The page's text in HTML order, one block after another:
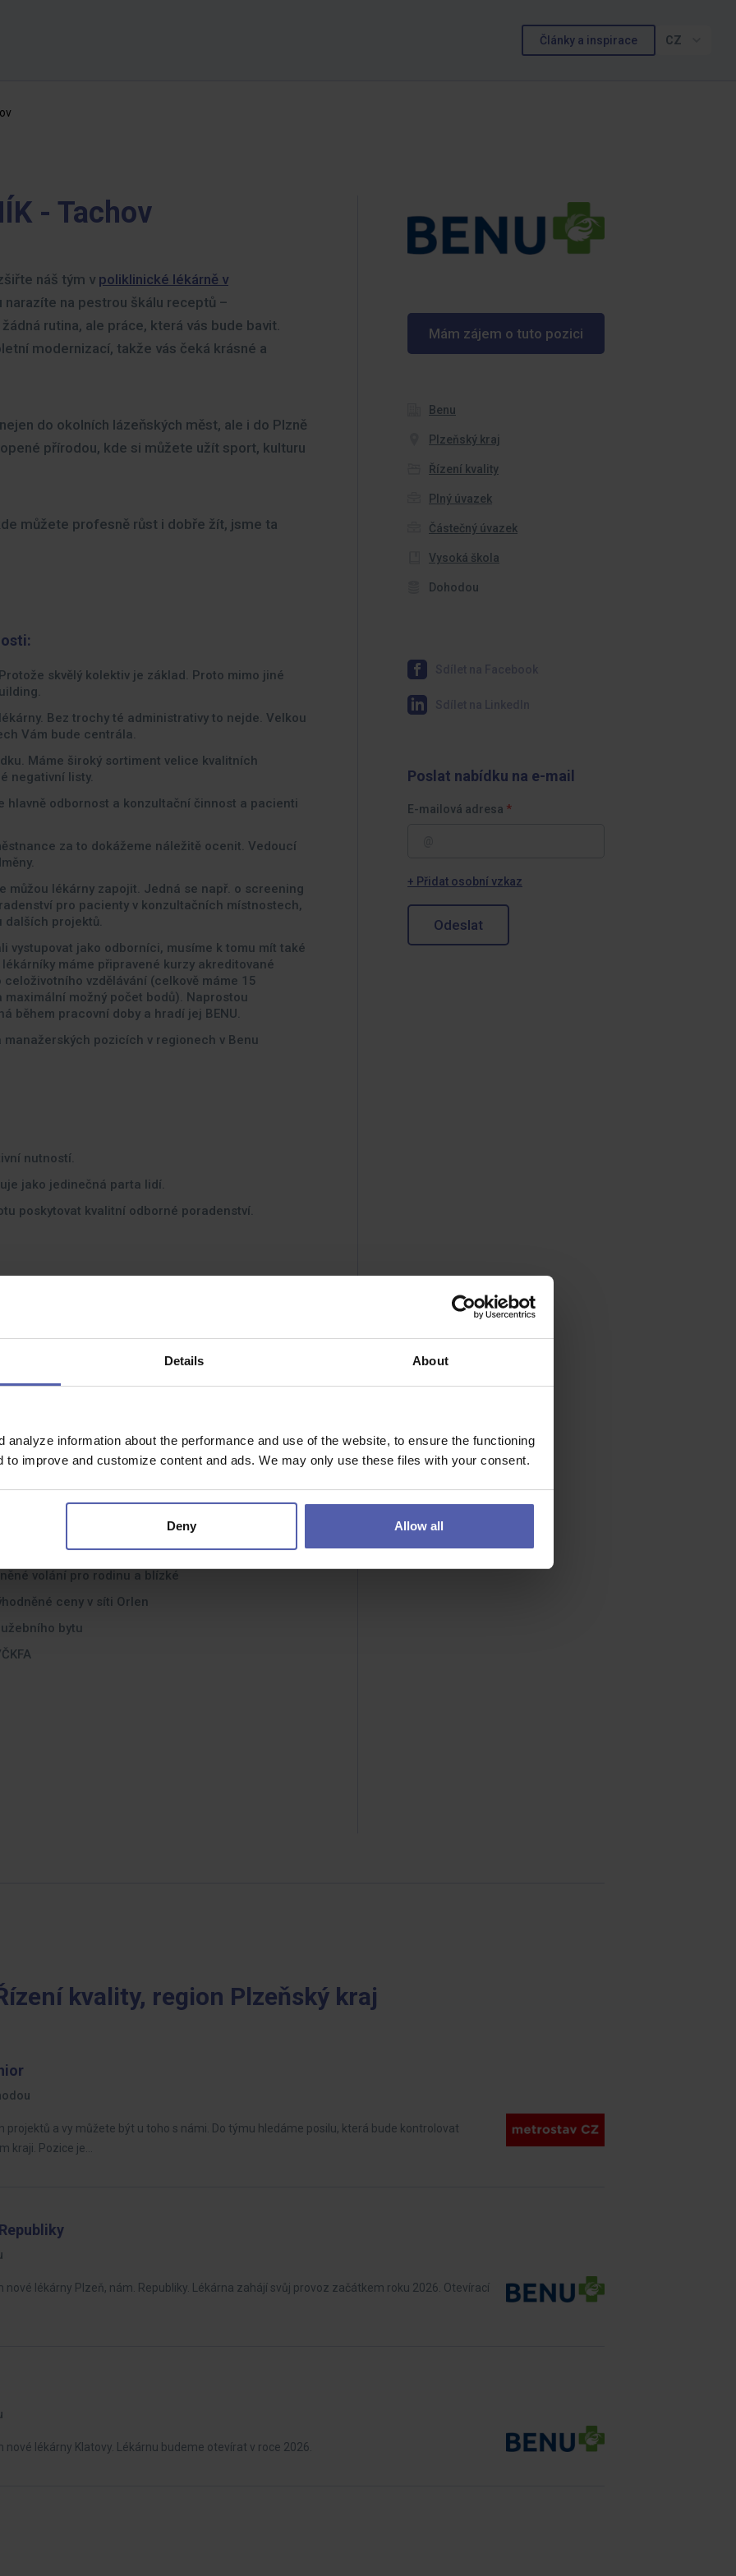
Details About
analyze information about the performance and use of the website, to ensure the functioning
to improve and customize content and ads. We may only use these files with your consent.
Deny Allow all
Články a inspirace CZ
- Tachov
Mám zájem o tuto pozici
Benu
Plzeňský kraj
Řízení kvality
Plný úvazek
Částečný úvazek
Vysoká škola
Dohodou
náš tým v poliklinické lékárně v
na pestrou škálu receptů –
rutina, ale práce, která vás bude bavit.
modernizací, takže vás čeká krásné a
do okolních lázeňských měst, ale i do Plzně
přírodou, kde si můžete užít sport, kulturu
můžete profesně růst i dobře žít, jsme ta
skvělý kolektiv je základ. Proto mimo jiné
Bez trochy té administrativy to nejde. Velkou
Vám bude centrála.
Máme široký sortiment velice kvalitních
negativní listy.
hlavně odbornost a konzultační činnost a pacienti
za to dokážeme náležitě ocenit. Vedoucí
můžou lékárny zapojit. Jedná se např. o screening
pro pacienty v konzultačních místnostech,
dalších projektů.
vystupovat jako odborníci, musíme k tomu mít také
máme připravené kurzy akreditované
vzdělávání (celkově máme 15
možný počet bodů). Naprostou
během pracovní doby a hradí jej BENU.
manažerských pozicích v regionech v Benu
nutností.
jako jedinečná parta lidí.
poskytovat kvalitní odborné poradenství.
BENU
volnočasové aktivity
roky
pracovní oděv zdarma
možnost doprovodných karet
volání pro rodinu a blízké
ceny v síti Orlen
bytu
Poslat nabídku na e-mail
E-mailová adresa
+ Přidat osobní vzkaz
Odeslat
kvality, region Plzeňský kraj
a vy můžete být u toho s námi. Do týmu hledáme posilu, která bude kontrolovat
kraji. Pozice je…
lékárny Plzeň, nám. Republiky. Lékárna zahájí svůj provoz začátkem roku 2026. Otevírací
lékárny Klatovy. Lékárnu budeme otevírat v roce 2026.